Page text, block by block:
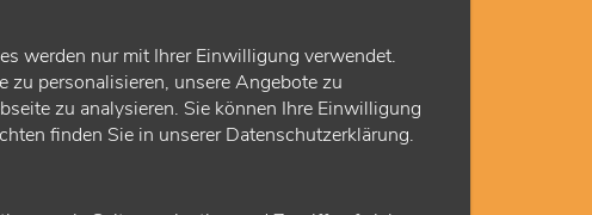
werden nur mit Ihrer Einwilligung verwendet.
personalisieren, unsere Angebote zu
zu analysieren. Sie können Ihre Einwilligung
finden Sie in unserer Datenschutzerklärung.
Videosprechstunde